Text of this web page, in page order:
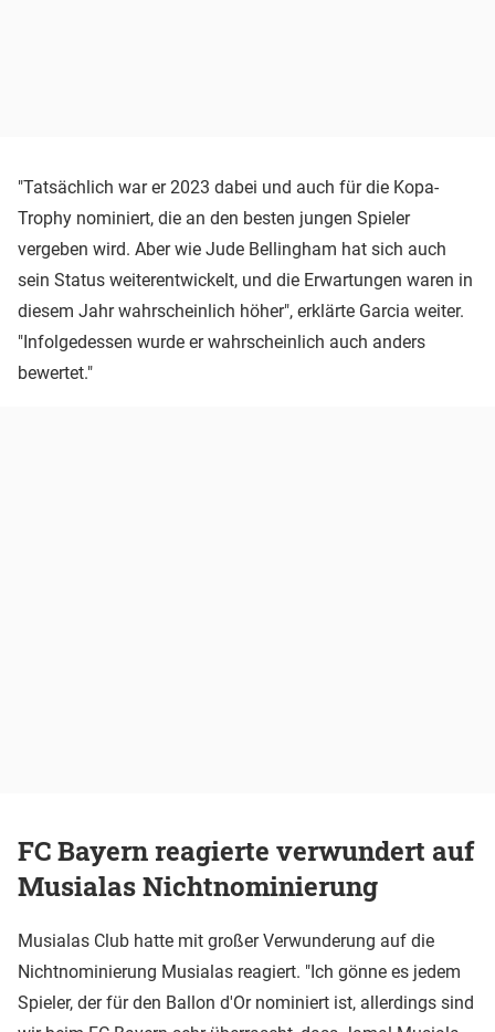
"Tatsächlich war er 2023 dabei und auch für die Kopa-
Trophy nominiert, die an den besten jungen Spieler
vergeben wird. Aber wie Jude Bellingham hat sich auch
sein Status weiterentwickelt, und die Erwartungen waren in
diesem Jahr wahrscheinlich höher", erklärte Garcia weiter.
"Infolgedessen wurde er wahrscheinlich auch anders
bewertet."
FC Bayern reagierte verwundert auf
Musialas Nichtnominierung
Musialas Club hatte mit großer Verwunderung auf die
Nichtnominierung Musialas reagiert. "Ich gönne es jedem
Spieler, der für den Ballon d'Or nominiert ist, allerdings sind